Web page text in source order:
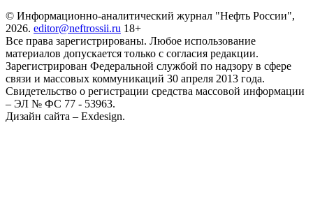
© Информационно-аналитический журнал "Нефть России",
2026. editor@neftrossii.ru 18+
Все права зарегистрированы. Любое использование
материалов допускается только с согласия редакции.
Зарегистрирован Федеральной службой по надзору в сфере
связи и массовых коммуникаций 30 апреля 2013 года.
Свидетельство о регистрации средства массовой информации
– ЭЛ № ФС 77 - 53963.
Дизайн сайта – Exdesign.